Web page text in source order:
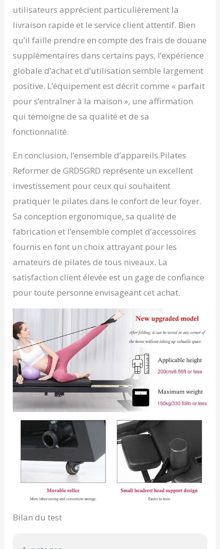
utilisateurs apprécient particulièrement la
livraison rapide et le service client attentif. Bien
qu’il faille prendre en compte des frais de douane
supplémentaires dans certains pays, l’expérience
globale d’achat et d’utilisation semble largement
positive. L’équipement est décrit comme « parfait
pour s’entraîner à la maison », une affirmation
qui témoigne de sa qualité et de sa
fonctionnalité.
En conclusion, l’ensemble d’appareils Pilates
Reformer de GRDSGRD représente un excellent
investissement pour ceux qui souhaitent
pratiquer le pilates dans le confort de leur foyer.
Sa conception ergonomique, sa qualité de
fabrication et l’ensemble complet d’accessoires
fournis en font un choix attrayant pour les
amateurs de pilates de tous niveaux. La
satisfaction client élevée est un gage de confiance
pour toute personne envisageant cet achat.
Bilan du test